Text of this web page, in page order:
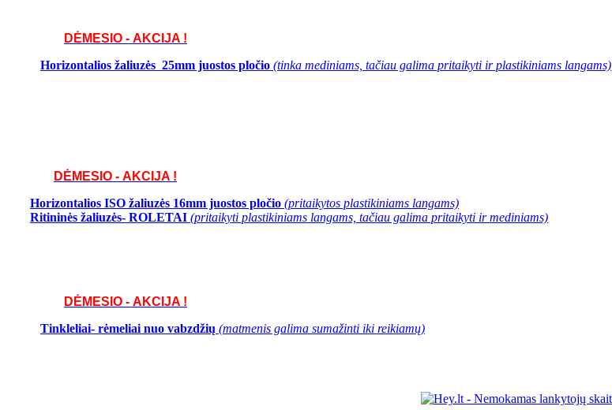
DĖMESIO - AKCIJA !
Horizontalios žaliuzės 25mm juostos pločio (tinka mediniams, tačiau galima pritaikyti ir plastikiniams langams)
DĖMESIO - AKCIJA !
Horizontalios ISO žaliuzės 16mm juostos pločio (pritaikytos plastikiniams langams)
Ritininės žaliuzės- ROLETAI (pritaikyti plastikiniams langams, tačiau galima pritaikyti ir mediniams)
DĖMESIO - AKCIJA !
Tinkleliai- rėmeliai nuo vabzdžių (matmenis galima sumažinti iki reikiamų)